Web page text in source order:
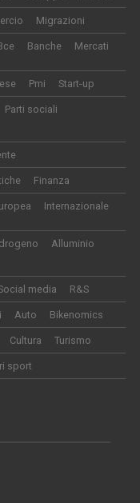
Migrazioni
Banche Mercati
Pmi Start-up
Parti sociali
Finanza
Internazionale
Alluminio
media R&S
Auto Bikenomics
Cultura Turismo
sport